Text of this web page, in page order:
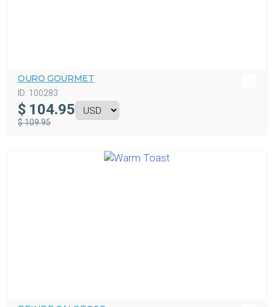
OURO GOURMET
ID: 100283
$ 104.95
$ 109.95